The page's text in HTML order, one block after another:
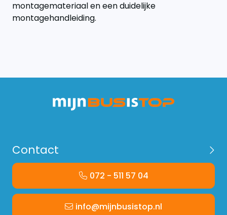
montagemateriaal en een duidelijke
montagehandleiding.
Contact
072 - 511 57 04
info@mijnbusistop.nl